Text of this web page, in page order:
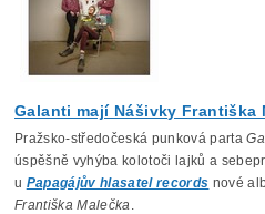
Galanti mají Nášivky Františka
Pražsko-středočeská punková parta
úspěšně vyhýba kolotoči lajků a
u Papagájův hlasatel records nové
Františka Malečka